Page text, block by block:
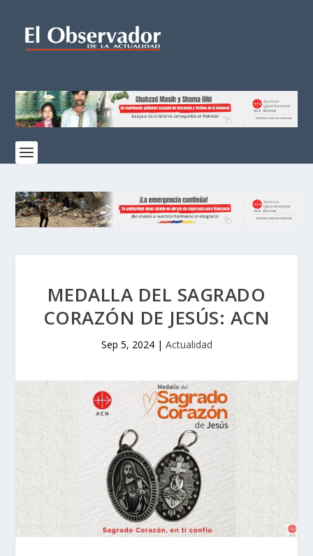
MEDALLA DEL SAGRADO
CORAZÓN DE JESÚS: ACN
Sep 5, 2024| Actualidad